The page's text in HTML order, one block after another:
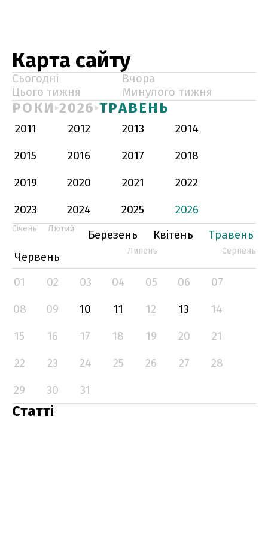
Карта сайту
Сьогодні
Вчора
Цього тижня
Минулого тижня
РОКИ 2026 ТРАВЕНЬ
2011 2012 2013
2014
2015
2016 2017
2018
2019
2020 2021
2022
2023
2024 2025 2026
Січень Лютий Березень Квітень
Травень
Червень
Липень Серпень
01 02 03 04 05 06
07
08
09 10 11 12 13
14
15
16 17 18 19 20
21
22
23 24 25 26 27
28
29
30 31
Статті